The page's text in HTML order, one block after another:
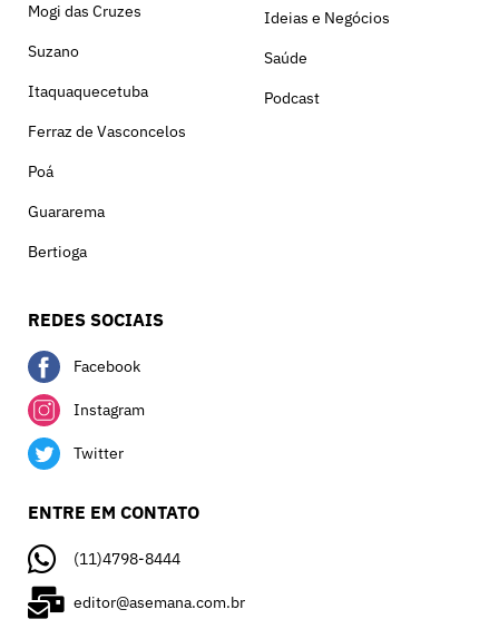
Mogi das Cruzes
Suzano
Itaquaquecetuba
Ferraz de Vasconcelos
Poá
Guararema
Bertioga
Ideias e Negócios
Saúde
Podcast
REDES SOCIAIS
Facebook
Instagram
Twitter
ENTRE EM CONTATO
(11)4798-8444
editor@asemana.com.br